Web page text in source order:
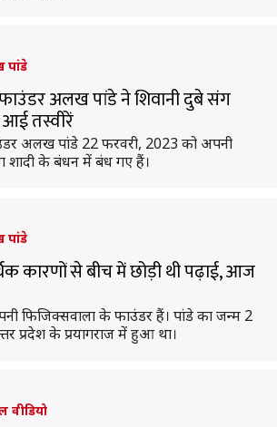
अलख पांडे ने शिवानी दुबे संग
आई तस्वीरें
अलख पांडे 22 फरवरी, 2023 को अपनी
शादी के बंधन में बंध गए हैं।
कारणों से बीच में छोड़ी थी पढ़ाई, आज
फिजिक्सवाला के फाउंडर हैं। पांडे का जन्म 2
प्रदेश के प्रयागराज में हुआ था।
वीडियो